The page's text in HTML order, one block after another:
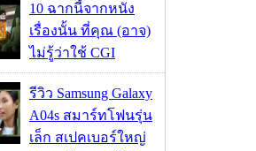
10 ฉากนี้จากหนัง
เรื่องนั้น ที่คุณ (อาจ)
ไม่รู้ว่าใช้ CGI
รีวิว Samsung Galaxy
A04s สมาร์ทโฟนรุ่น
เล็ก สเปคเบอร์ใหญ่